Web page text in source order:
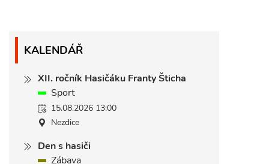
KALENDÁŘ
XII. ročník Hasičáku Franty Šticha
Sport
15.08.2026 13:00
Nezdice
Den s hasiči
Zábava